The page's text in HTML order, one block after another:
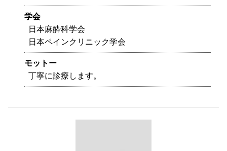
学会
日本麻酔科学会
日本ペインクリニック学会
モットー
丁寧に診療します。